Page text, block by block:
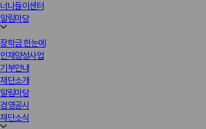
너나들이센터
알림마당
장학금 한눈에
인재양성사업
기부안내
재단소개
알림마당
경영공시
재단소식